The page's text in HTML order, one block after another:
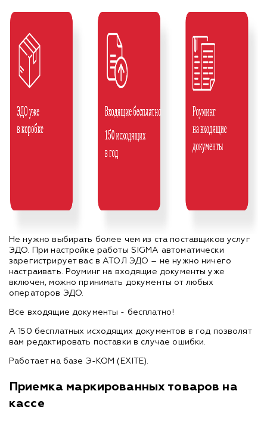
Не нужно выбирать более чем из ста поставщиков услуг
ЭДО. При настройке работы SIGMA автоматически
зарегистрирует вас в АТОЛ ЭДО – не нужно ничего
настраивать. Роуминг на входящие документы уже
включен, можно принимать документы от любых
операторов ЭДО.
Все входящие документы - бесплатно!
А 150 бесплатных исходящих документов в год позволят
вам редактировать поставки в случае ошибки.
Работает на базе Э-КОМ (EXITE).
Приемка маркированных товаров на
кассе